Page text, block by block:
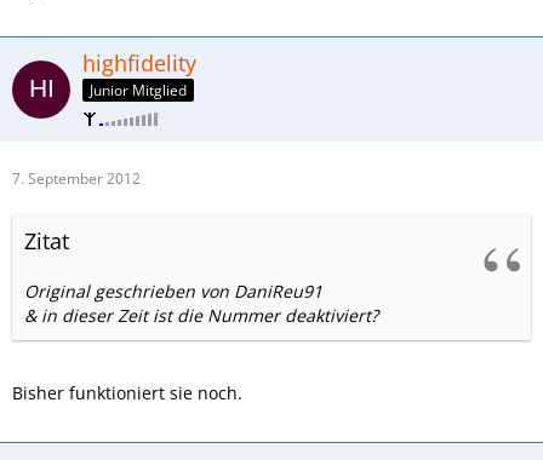
highfidelity
Junior Mitglied
7. September 2012
Zitat
Original geschrieben von DaniReu91
& in dieser Zeit ist die Nummer deaktiviert?
Bisher funktioniert sie noch.